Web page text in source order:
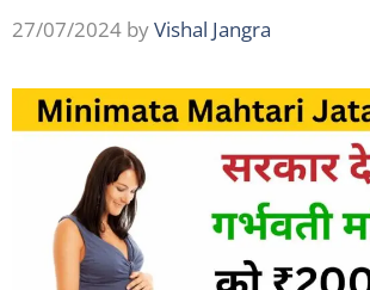
27/07/2024 byVishal Jangra